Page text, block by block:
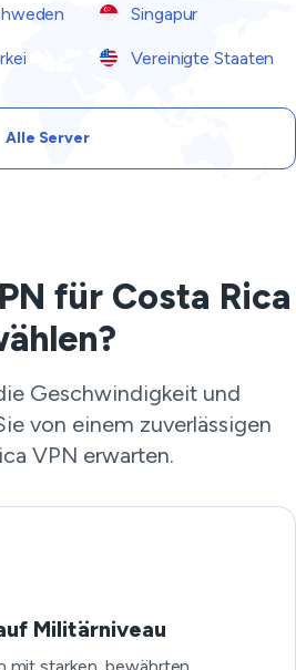
Singapur
Vereinigte Staaten
Alle Server
für Costa Rica
Geschwindigkeit und
von einem zuverlässigen
VPN erwarten.
Militärniveau